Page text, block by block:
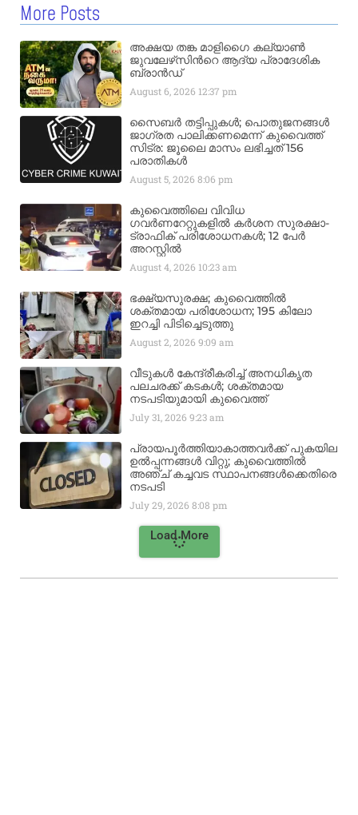
More Posts
അക്ഷയ തങ്ക മാളിഗൈ കല്യാണ്‍
ജുവലേഴ്‌സിന്‍റെ ആദ്യ പ്രാദേശിക
ബ്രാന്‍ഡ്
August 6, 2026 12:37 pm
സൈബർ തട്ടിപ്പുകൾ; പൊതുജനങ്ങൾ
ജാഗ്രത പാലിക്കണമെന്ന് കുവൈത്ത്
സിട്ര: ജൂലൈ മാസം ലഭിച്ചത് 156
പരാതികൾ
August 5, 20268:06 pm
കുവൈത്തിലെ വിവിധ
ഗവർണറേറ്റുകളിൽ കർശന സുരക്ഷാ-
ട്രാഫിക് പരിശോധനകൾ; 12 പേർ
അറസ്റ്റിൽ
August 4, 2026 10:23 am
ഭക്ഷ്യസുരക്ഷ; കുവൈത്തിൽ
ശക്തമായ പരിശോധന; 195 കിലോ
ഇറച്ചി പിടിച്ചെടുത്തു
August 2, 20269:09 am
വീടുകൾ കേന്ദ്രീകരിച്ച് അനധികൃത
പലചരക്ക് കടകൾ; ശക്തമായ
നടപടിയുമായി കുവൈത്ത്
July 31, 20269:23 am
പ്രായപൂർത്തിയാകാത്തവർക്ക് പുകയില
ഉൽപ്പന്നങ്ങൾ വിറ്റു; കുവൈത്തിൽ
അഞ്ച് കച്ചവട സ്ഥാപനങ്ങൾക്കെതിരെ
നടപടി
July 29, 20268:08 pm
Load More